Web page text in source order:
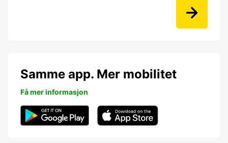
Samme app. Mer mobilitet
Få mer informasjon